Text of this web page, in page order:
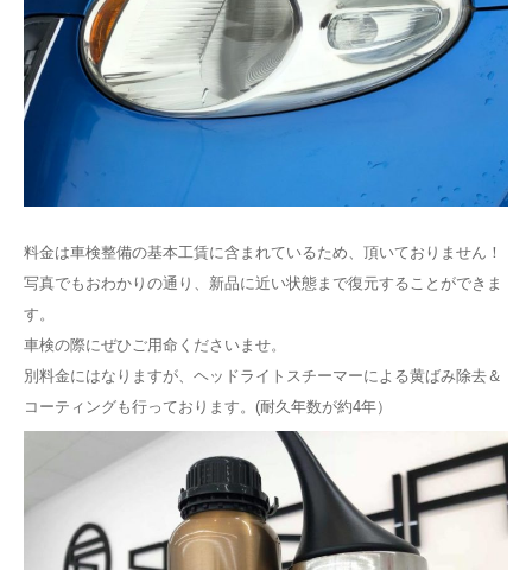
料金は車検整備の基本工賃に含まれているため、頂いておりません！
写真でもおわかりの通り、新品に近い状態まで復元することができま
す。
車検の際にぜひご用命くださいませ。
別料金にはなりますが、ヘッドライトスチーマーによる黄ばみ除去＆
コーティングも行っております。(耐久年数が約4年）